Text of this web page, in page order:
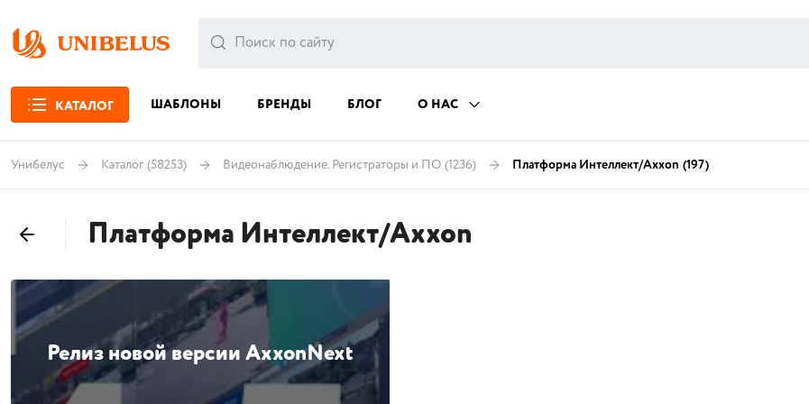
КАТАЛОГ ШАБЛОНЫ БРЕНДЫ БЛОГ О НАС
Унибелус Каталог (58253) Видеонаблюдение. Регистраторы и ПО (1236) Платформа Интеллект/Axxon (197)
Платформа Интеллект/Axxon
Релиз новой версии AxxonNext